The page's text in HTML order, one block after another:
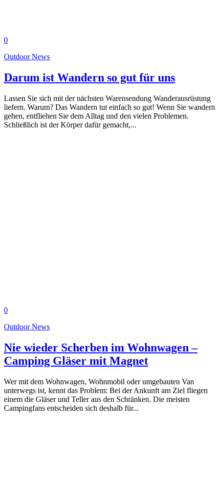
0
Outdoor News
Darum ist Wandern so gut für uns
Lassen Sie sich mit der nächsten Warensendung Wanderausrüstung
liefern. Warum? Das Wandern tut einfach so gut! Wenn Sie wandern
gehen, entfliehen Sie dem Alltag und den vielen Problemen.
Schließlich ist der Körper dafür gemacht,...
0
Outdoor News
Nie wieder Scherben im Wohnwagen –
Camping Gläser mit Magnet
Wer mit dem Wohnwagen, Wohnmobil oder umgebauten Van
unterwegs ist, kennt das Problem: Bei der Ankunft am Ziel fliegen
einem die Gläser und Teller aus den Schränken. Die meisten
Campingfans entscheiden sich deshalb für...